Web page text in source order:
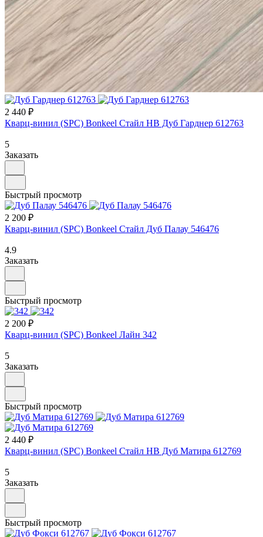
2 440 ₽
Кварц-винил (SPC) Bonkeel Стайл НВ Дуб Гарднер 612763
5
Заказать
Быстрый просмотр
2 200 ₽
Кварц-винил (SPC) Bonkeel Стайл Дуб Палау 546476
4.9
Заказать
Быстрый просмотр
2 200 ₽
Кварц-винил (SPC) Bonkeel Лайн 342
5
Заказать
Быстрый просмотр
2 440 ₽
Кварц-винил (SPC) Bonkeel Стайл НВ Дуб Матира 612769
5
Заказать
Быстрый просмотр